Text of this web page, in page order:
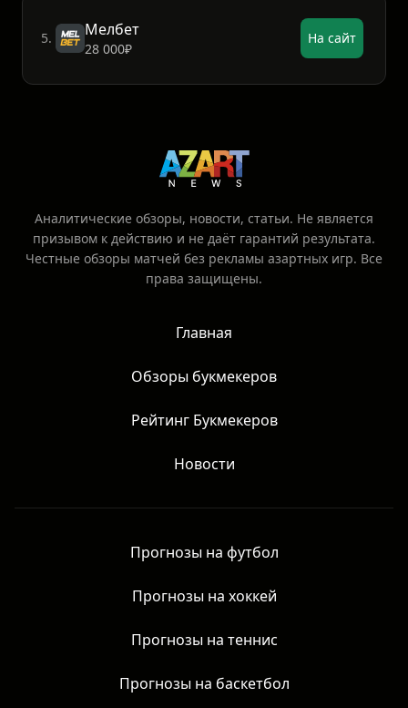
5. Мелбет
28 000₽
На сайт
Аналитические обзоры, новости, статьи. Не является
призывом к действию и не даёт гарантий результата.
Честные обзоры матчей без рекламы азартных игр. Все
права защищены.
Главная
Обзоры букмекеров
Рейтинг Букмекеров
Новости
Прогнозы на футбол
Прогнозы на хоккей
Прогнозы на теннис
Прогнозы на баскетбол